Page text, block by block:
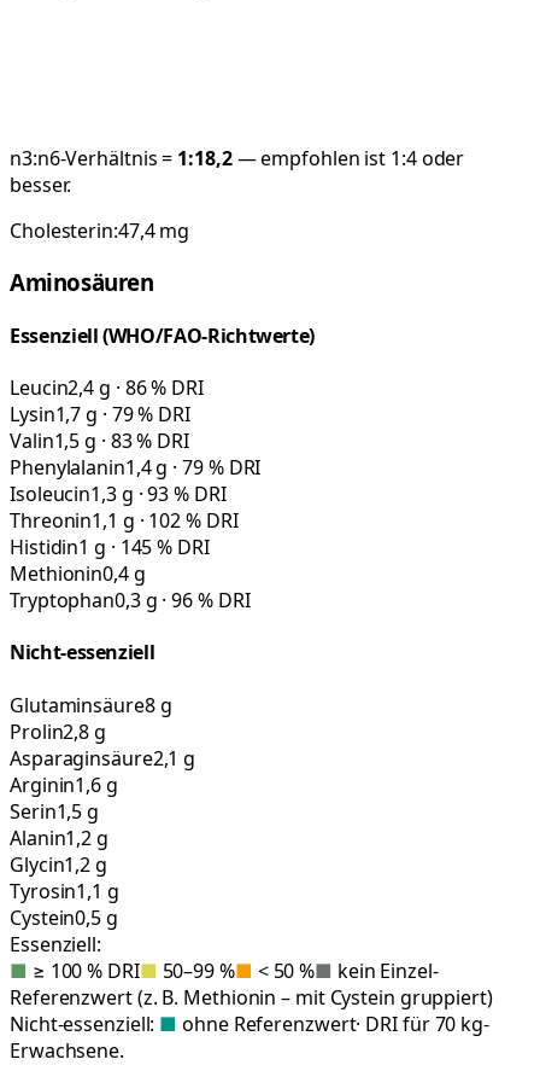
n3:n6-Verhältnis = 1:18,2— empfohlen ist 1:4 oder
besser.
Cholesterin:47,4mg
Aminosäuren
Essenziell (WHO/FAO-Richtwerte)
Leucin2,4 g · 86 % DRI
Lysin1,7 g · 79 % DRI
Valin1,5 g · 83 % DRI
Phenylalanin1,4 g · 79 % DRI
Isoleucin1,3 g · 93 % DRI
Threonin1,1 g · 102 % DRI
Histidin1 g · 145 % DRI
Methionin0,4 g
Tryptophan0,3 g · 96 % DRI
Nicht-essenziell
Glutaminsäure8 g
Prolin2,8 g
Asparaginsäure2,1 g
Arginin1,6 g
Serin1,5 g
Alanin1,2 g
Glycin1,2 g
Tyrosin1,1 g
Cystein0,5 g
Essenziell:
■ ≥ 100 % DRI■ 50–99 %■ < 50 %■ kein Einzel-
Referenzwert (z. B. Methionin – mit Cystein gruppiert)
Nicht-essenziell: ■ ohne Referenzwert· DRI für 70 kg-
Erwachsene.